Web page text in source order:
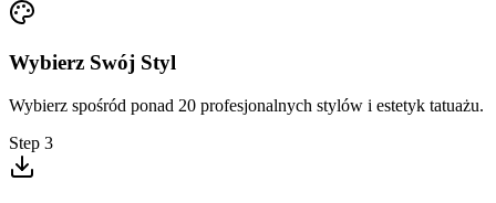
Wybierz Swój Styl
Wybierz spośród ponad 20 profesjonalnych stylów i estetyk tatuażu.
Step 3